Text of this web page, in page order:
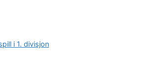
i 1. divisjon